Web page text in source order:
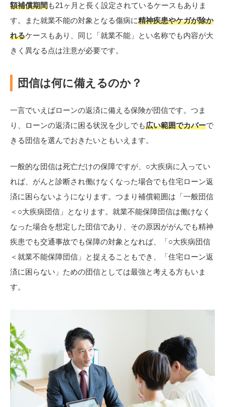
額補償期間も21ヶ月と長く設定されているケースもありま
す。また就業不能の対象となる傷病に精神疾患やケガが除か
れるケースもあり、同じ「就業不能」とい名称でも内容が大
きく異なる点は注意が必要です。
団信は何に備えるのか？
一言でいえばローンの返済に備える保険が団信です。つま
り、ローンの返済に困る状況を少しでも広い範囲でカバーで
きる団信を選んでおきたいともいえます。
一般的な団信は死亡だけの保障ですが、○大疾病に入ってい
れば、がんと診断され働けなくなった場合でも住宅ローン返
済に困らないようになります。つまり補償範囲は「一般団信
＜○大疾病団信」となります。就業不能保障団信は働けなく
なった場合を想定した団信であり、その原因ががんでも精神
疾患でも交通事故でも保障の対象となれば、「○大疾病団信
＜就業不能保障団信」と捉えることもでき、「住宅ローン返
済に困らない」ための団信としては最強と考える方もいま
す。